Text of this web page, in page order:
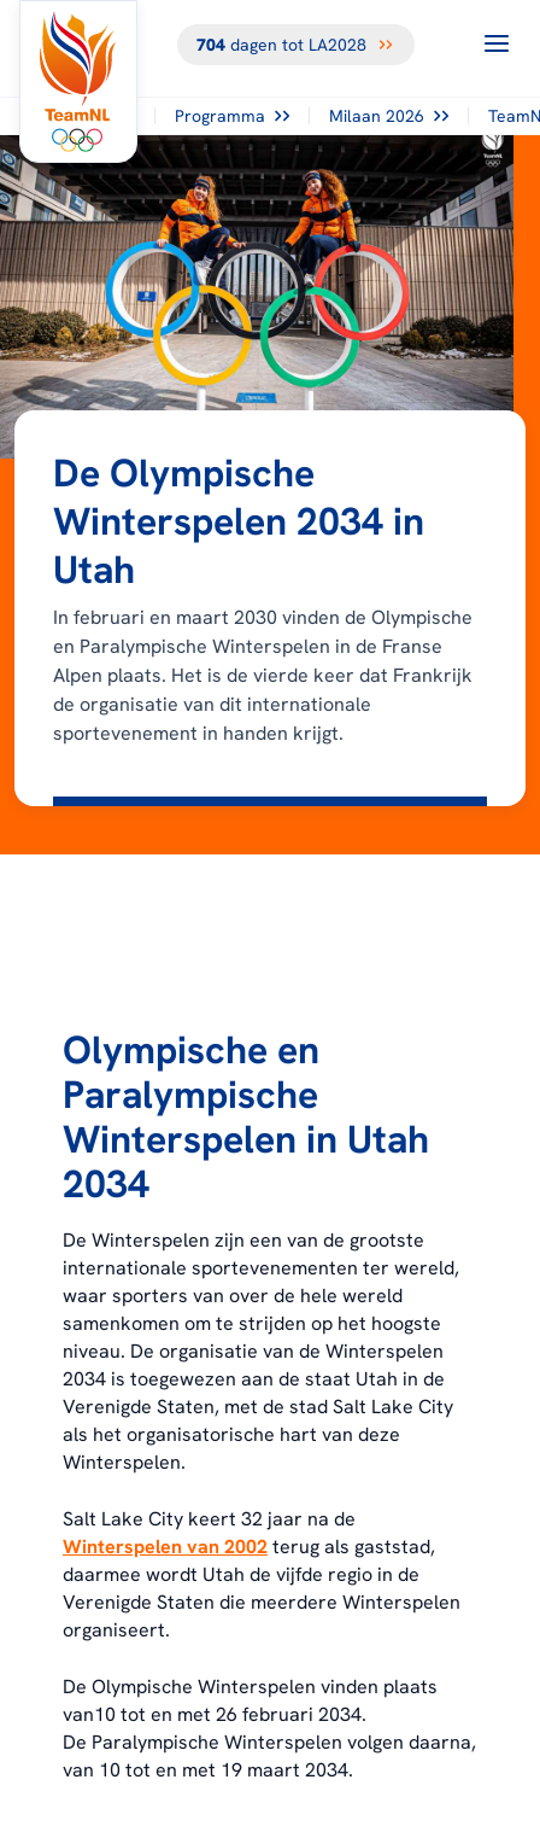
704dagen tot LA2028
Programma Milaan 2026
De Olympische
Winterspelen 2034 in
Utah
In februari en maart 2030 vinden de Olympische
en Paralympische Winterspelen in de Franse
Alpen plaats. Het is de vierde keer dat Frankrijk
de organisatie van dit internationale
sportevenement in handen krijgt.
Olympische en
Paralympische
Winterspelen in Utah
2034
De Winterspelen zijn een van de grootste
internationale sportevenementen ter wereld,
waar sporters van over de hele wereld
samenkomen om te strijden op het hoogste
niveau. De organisatie van de Winterspelen
2034 is toegewezen aan de staat Utah in de
Verenigde Staten, met de stad Salt Lake City
als het organisatorische hart van deze
Winterspelen.
Salt Lake City keert 32 jaar na de
Winterspelen van 2002terug als gaststad,
daarmee wordt Utah de vijfde regio in de
Verenigde Staten die meerdere Winterspelen
organiseert.
De Olympische Winterspelen vinden plaats
van10 tot en met 26 februari 2034.
De Paralympische Winterspelen volgen daarna,
van 10 tot en met 19 maart 2034.